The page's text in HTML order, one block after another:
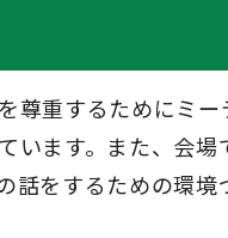
尊重するためにミー
います。また、会場
話をするための環境